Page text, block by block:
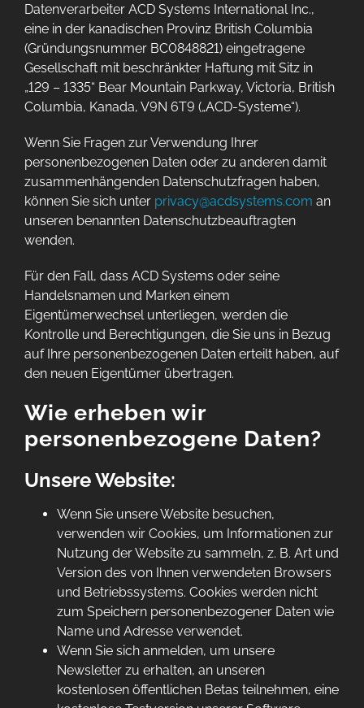
Datenverarbeiter ACD Systems International Inc.,
eine in der kanadischen Provinz British Columbia
(Gründungsnummer BC0848821) eingetragene
Gesellschaft mit beschränkter Haftung mit Sitz in
„129 – 1335“ Bear Mountain Parkway, Victoria, British
Columbia, Kanada, V9N 6T9 („ACD-Systeme“).
Wenn Sie Fragen zur Verwendung Ihrer
personenbezogenen Daten oder zu anderen damit
zusammenhängenden Datenschutzfragen haben,
können Sie sich unter privacy@acdsystems.com an
unseren benannten Datenschutzbeauftragten
wenden.
Für den Fall, dass ACD Systems oder seine
Handelsnamen und Marken einem
Eigentümerwechsel unterliegen, werden die
Kontrolle und Berechtigungen, die Sie uns in Bezug
auf Ihre personenbezogenen Daten erteilt haben, auf
den neuen Eigentümer übertragen.
Wie erheben wir
personenbezogene Daten?
Unsere Website:
Wenn Sie unsere Website besuchen,
verwenden wir Cookies, um Informationen zur
Nutzung der Website zu sammeln, z. B. Art und
Version des von Ihnen verwendeten Browsers
und Betriebssystems. Cookies werden nicht
zum Speichern personenbezogener Daten wie
Name und Adresse verwendet.
Wenn Sie sich anmelden, um unsere
Newsletter zu erhalten, an unseren
kostenlosen öffentlichen Betas teilnehmen, eine